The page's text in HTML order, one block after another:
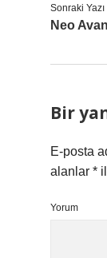
Sonraki Yazı
Neo
Bir
E-posta
alanlar *
Yorum